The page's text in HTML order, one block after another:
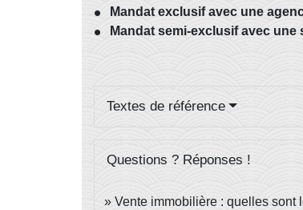
Mandat exclusif avec une
Mandat semi-exclusif avec une
Textes de référence
Questions ? Réponses !
Vente immobilière : quelles